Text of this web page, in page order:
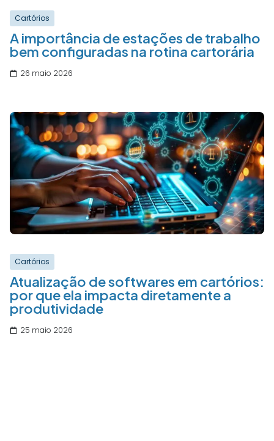
Cartórios
A importância de estações de trabalho
bem configuradas na rotina cartorária
26 maio 2026
Cartórios
Atualização de softwares em cartórios:
por que ela impacta diretamente a
produtividade
25 maio 2026